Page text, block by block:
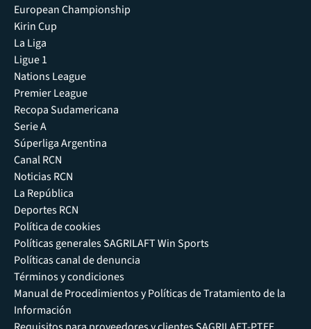
European Championship
Kirin Cup
La Liga
Ligue 1
Nations League
Premier League
Recopa Sudamericana
Serie A
Súperliga Argentina
Canal RCN
Noticias RCN
La República
Deportes RCN
Política de cookies
Políticas generales SAGRILAFT Win Sports
Políticas canal de denuncia
Términos y condiciones
Manual de Procedimientos y Políticas de Tratamiento de la
Información